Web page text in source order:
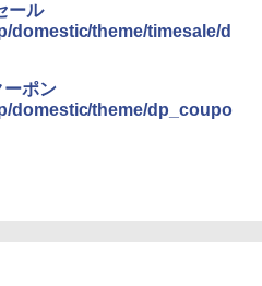
ール
domestic/theme/timesale/d
ーポン
domestic/theme/dp_coupo